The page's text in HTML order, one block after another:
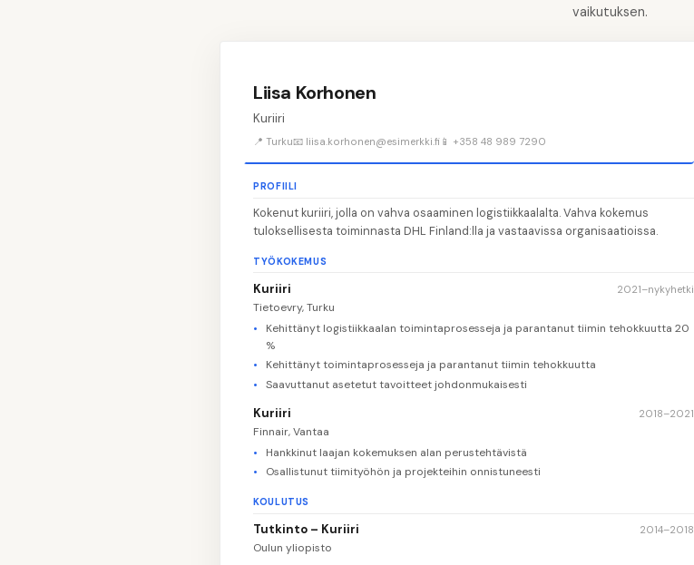
vaikutuksen.
Liisa Korhonen
Kuriiri
📍 Turku📧 liisa.korhonen@esimerkki.fi 📱 +358 48 989 7290
PROFIILI
Kokenut kuriiri, jolla on vahva osaaminen logistiikkaalalta. Vahva kokemus
tuloksellisesta toiminnasta DHL Finland:lla ja vastaavissa organisaatioissa.
TYÖKOKEMUS
Kuriiri 2021–nykyhetki
Tietoevry, Turku
Kehittänyt logistiikkaalan toimintaprosesseja ja parantanut tiimin tehokkuutta 20
%
Kehittänyt toimintaprosesseja ja parantanut tiimin tehokkuutta
Saavuttanut asetetut tavoitteet johdonmukaisesti
Kuriiri 2018–2021
Finnair, Vantaa
Hankkinut laajan kokemuksen alan perustehtävistä
Osallistunut tiimityöhön ja projekteihin onnistuneesti
KOULUTUS
Tutkinto – Kuriiri 2014–2018
Oulun yliopisto